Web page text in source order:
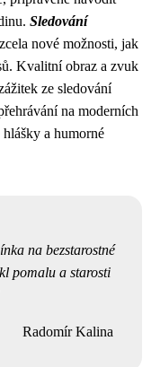
Sledování
nové možnosti, jak
Kvalitní obraz a zvuk
ze sledování
na moderních
a humorné
na bezstarostné
pomalu a starosti
Radomír Kalina